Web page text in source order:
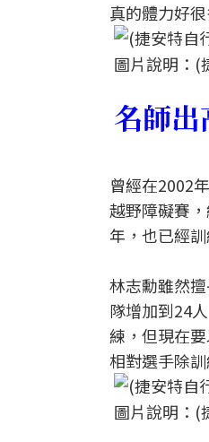
真的體力好
圖片說明：(
名師
曾經在2002
越野障礙賽
年，也已經
林志勳雖然
隊增加到24
練，但現在
相對選手除
圖片說明：(